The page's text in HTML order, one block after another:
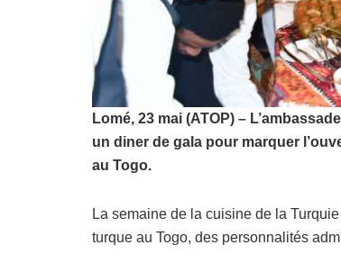
Lomé, 23 mai (ATOP) –
un diner de gala pour marquer
au Togo.
La semaine de la cuisine de la
turque au Togo, des personnalités